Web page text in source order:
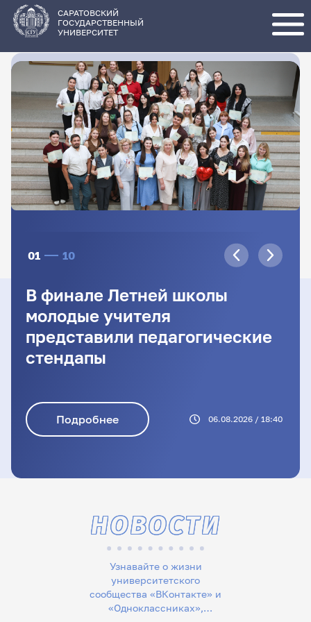
основному
содержанию
САРАТОВСКИЙ
ГОСУДАРСТВЕННЫЙ
УНИВЕРСИТЕТ
01 10
В финале Летней школы
молодые учителя
представили педагогические
стендапы
Подробнее 06.08.2026 / 18:40
Узнавайте о жизни
университетского
сообщества «ВКонтакте» и
«Одноклассниках»,
НОВОСТИ